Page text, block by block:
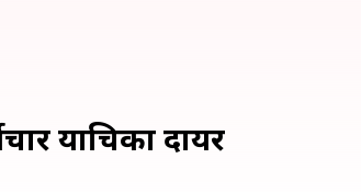
याचिका दायर